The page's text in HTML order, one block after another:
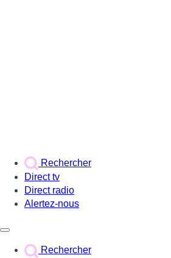
Rechercher
Direct tv
Direct radio
Alertez-nous
Rechercher